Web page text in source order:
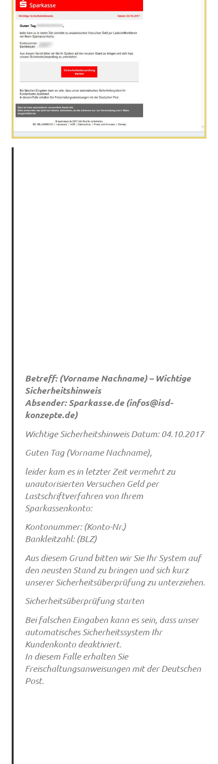
Betreff: (Vorname Nachname) – Wichtige
Sicherheitshinweis
Absender: Sparkasse.de (infos@isd-
konzepte.de)
Wichtige Sicherheitshinweis Datum: 04.10.2017
Guten Tag (Vorname Nachname),
leider kam es in letzter Zeit vermehrt zu
unautorisierten Versuchen Geld per
Lastschriftverfahren von Ihrem
Sparkassenkonto:
Kontonummer: (Konto-Nr.)
Bankleitzahl: (BLZ)
Aus diesem Grund bitten wir Sie Ihr System auf
den neusten Stand zu bringen und sich kurz
unserer Sicherheitsüberprüfung zu unterziehen.
Sicherheitsüberprüfung starten
Bei falschen Eingaben kann es sein, dass unser
automatisches Sicherheitssystem Ihr
Kundenkonto deaktiviert.
In diesem Falle erhalten Sie
Freischaltungsanweisungen mit der Deutschen
Post.